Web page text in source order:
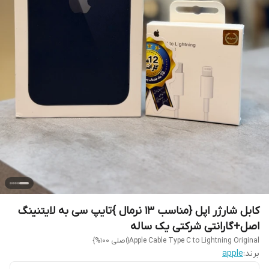
کابل شارژر اپل {مناسب 13 نرمال }تایپ سی به لایتنینگ
اصل+گارانتی شرکتی یک ساله
Apple Cable Type C to Lightning Original{اصلی 100%}
برند:apple